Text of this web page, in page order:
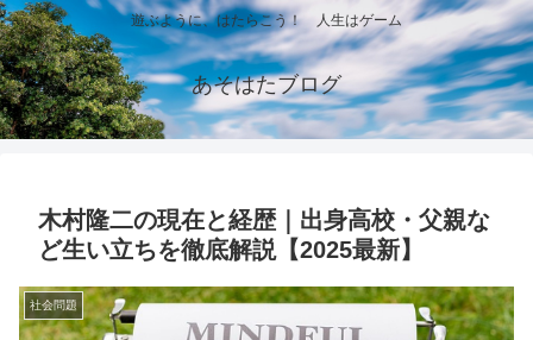
遊ぶように、はたらこう！ 人生はゲーム
あそはたブログ
木村隆二の現在と経歴｜出身高校・父親な
ど生い立ちを徹底解説【2025最新】
社会問題